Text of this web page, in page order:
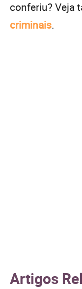
conferiu? Veja
criminais.
Artigos